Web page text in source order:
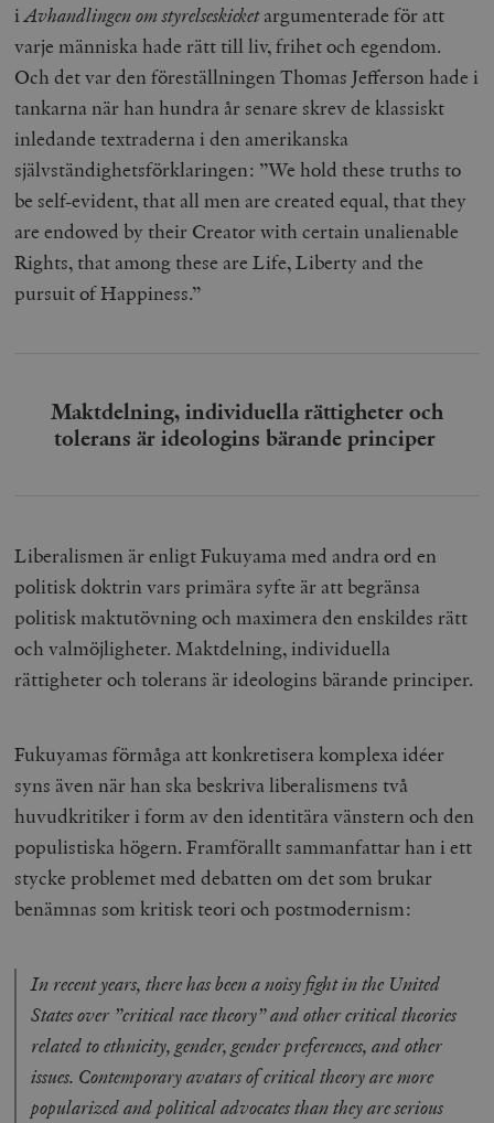
iAvhandlingen om styrelseskicketargumenterade för att
varje människa hade rätt till liv, frihet och egendom.
Och det var den föreställningen Thomas Jefferson hade i
tankarna när han hundra år senare skrev de klassiskt
inledande textraderna i den amerikanska
självständighetsförklaringen: ”We hold these truths to
be self-evident, that all men are created equal, that they
are endowed by their Creator with certain unalienable
Rights, that among these are Life, Liberty and the
pursuit of Happiness.”
Maktdelning, individuella rättigheter och
tolerans är ideologins bärande principer
Liberalismen är enligt Fukuyama med andra ord en
politisk doktrin vars primära syfte är att begränsa
politisk maktutövning och maximera den enskildes rätt
och valmöjligheter. Maktdelning, individuella
rättigheter och tolerans är ideologins bärande principer.
Fukuyamas förmåga att konkretisera komplexa idéer
syns även när han ska beskriva liberalismens två
huvudkritiker i form av den identitära vänstern och den
populistiska högern. Framförallt sammanfattar han i ett
stycke problemet med debatten om det som brukar
benämnas som kritisk teori och postmodernism:
In recent years, there has been a noisy fight in the United
States over ”critical race theory” and other critical theories
related to ethnicity, gender, gender preferences, and other
issues. Contemporary avatars of critical theory are more
popularized and political advocates than they are serious